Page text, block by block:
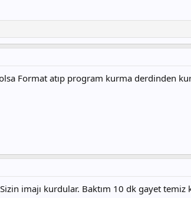
Format atıp program kurma derdinden
imajı kurdular. Baktım 10 dk gayet